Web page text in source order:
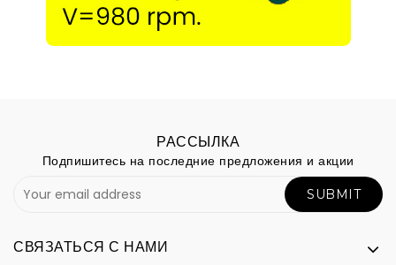
РАССЫЛКА
Подпишитесь на последние предложения и акции
SUBMIT
СВЯЗАТЬСЯ С НАМИ